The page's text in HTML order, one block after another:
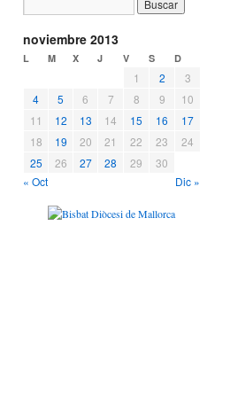
noviembre 2013
L M X J V S D
1 2
3
4
5 6 7 8 9
10
11
12 13 14 15 16
17
18
19 20 21 22 23
24
25
26 27 28 29
30
« Oct
Dic »